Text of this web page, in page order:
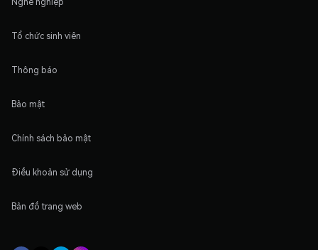
Tổ chức sinh viên
Thông báo
Bảo mật
Chính sách bảo mật
Điều khoản sử dụng
Bản đồ trang web